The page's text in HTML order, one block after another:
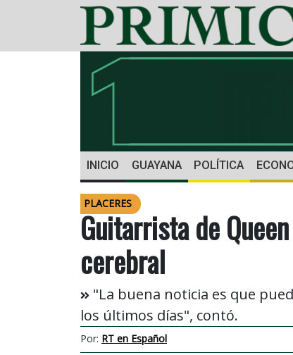
INICIO GUAYANA POLÍTICA
PLACERES
Guitarrista de
cerebral
"La buena noticia es que
los últimos días", contó.
Por: RT en Español